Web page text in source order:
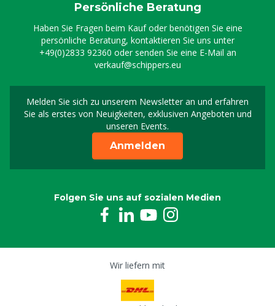
Persönliche Beratung
Haben Sie Fragen beim Kauf oder benötigen Sie eine
persönliche Beratung, kontaktieren Sie uns unter
+49(0)2833 92360 oder senden Sie eine E-Mail an
verkauf@schippers.eu
Melden Sie sich zu unserem Newsletter an und erfahren
Sie als erstes von Neuigkeiten, exklusiven Angeboten und
unseren Events.
Melden Sie sich für
Anmelden
Folgen Sie uns auf sozialen Medien
Wir liefern mit